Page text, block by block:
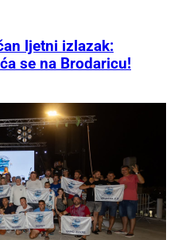
ljetni izlazak:
se na Brodaricu!